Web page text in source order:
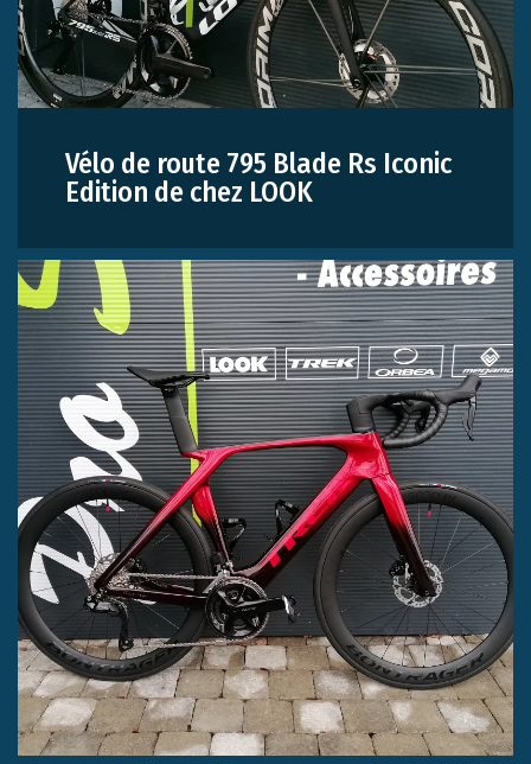
Vélo de route 795 Blade Rs Iconic
Edition de chez LOOK